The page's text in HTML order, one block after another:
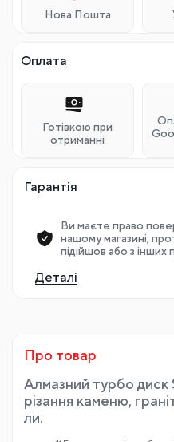
Нова Пошта
Оплата
Готівкою при
отриманні
Гарантія
Ви маєте право
нашому магазині,
підійшов або з інших
Деталі
Про товар
Алмазний турбо диск
різання каменю,
ли.